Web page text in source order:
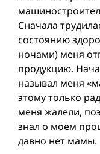
Сначала
состоянию
ночами) меня
продукцию.
называл меня
этому только
меня жалели,
знал о моем
давно нет мамы.